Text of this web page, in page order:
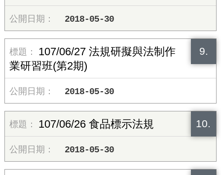
2018-05-30
9.
107/06/27 法規研擬與法制作
業研習班(第2期)
2018-05-30
10.
107/06/26 食品標示法規
2018-05-30